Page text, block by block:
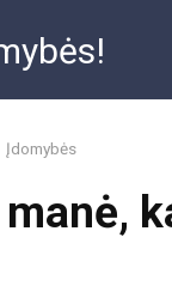
Įdomybės